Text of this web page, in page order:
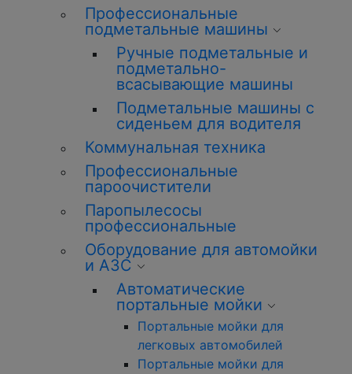
Профессиональные
подметальные машины
Ручные подметальные и
подметально-
всасывающие машины
Подметальные машины с
сиденьем для водителя
Коммунальная техника
Профессиональные
пароочистители
Паропылесосы
профессиональные
Оборудование для автомойки
и АЗС
Автоматические
портальные мойки
Портальные мойки для
легковых автомобилей
Портальные мойки для